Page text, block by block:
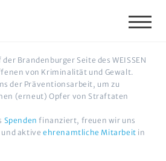
Brandenburger Seite des WEISSEN
von Kriminalität und Gewalt.
der Präventionsarbeit, um zu
(erneut) Opfer von Straftaten
Spenden finanziert, freuen wir uns
und aktiveehrenamtliche Mitarbeit in